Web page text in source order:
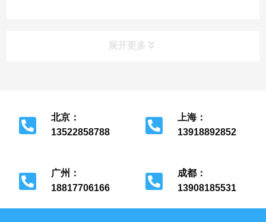
心供氧系...
展开更多
北京：
13522858788
上海：
13918892852
广州：
18817706166
成都：
13908185531